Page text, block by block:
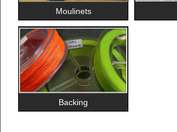
Moulinets
Backing